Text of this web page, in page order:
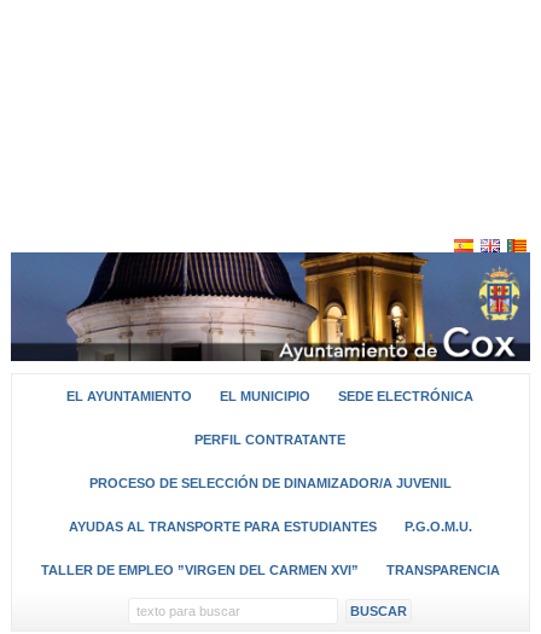
EL AYUNTAMIENTO EL MUNICIPIO SEDE ELECTRÓNICA
PERFIL CONTRATANTE
PROCESO DE SELECCIÓN DE DINAMIZADOR/A JUVENIL
AYUDAS AL TRANSPORTE PARA ESTUDIANTES P.G.O.M.U.
TALLER DE EMPLEO ”VIRGEN DEL CARMEN XVI” TRANSPARENCIA